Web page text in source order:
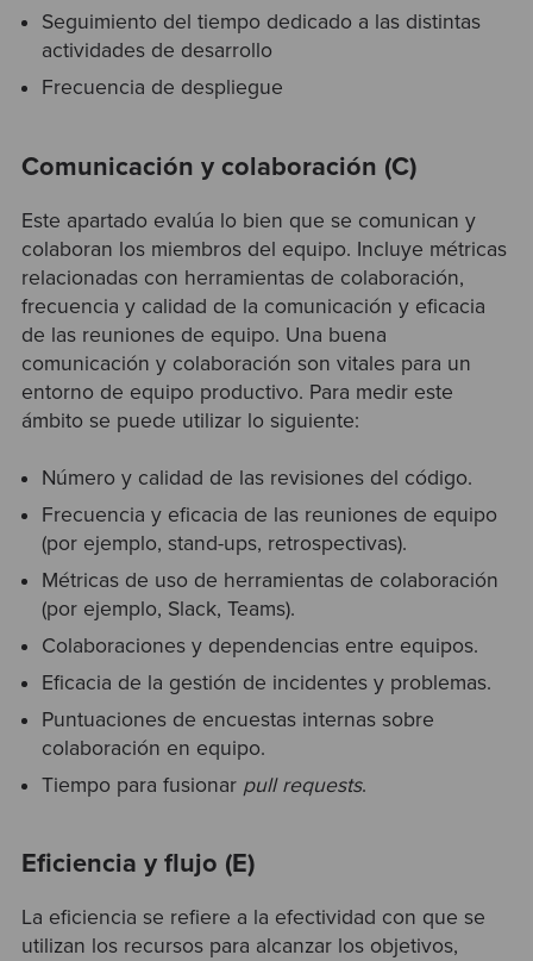
Seguimiento del tiempo dedicado a las distintas
actividades de desarrollo
Frecuencia de despliegue
Comunicación y colaboración (C)
Este apartado evalúa lo bien que se comunican y
colaboran los miembros del equipo. Incluye métricas
relacionadas con herramientas de colaboración,
frecuencia y calidad de la comunicación y eficacia
de las reuniones de equipo. Una buena
comunicación y colaboración son vitales para un
entorno de equipo productivo. Para medir este
ámbito se puede utilizar lo siguiente:
Número y calidad de las revisiones del código.
Frecuencia y eficacia de las reuniones de equipo
(por ejemplo, stand-ups, retrospectivas).
Métricas de uso de herramientas de colaboración
(por ejemplo, Slack, Teams).
Colaboraciones y dependencias entre equipos.
Eficacia de la gestión de incidentes y problemas.
Puntuaciones de encuestas internas sobre
colaboración en equipo.
Tiempo para fusionar pull requests.
Eficiencia y flujo (E)
La eficiencia se refiere a la efectividad con que se
utilizan los recursos para alcanzar los objetivos,